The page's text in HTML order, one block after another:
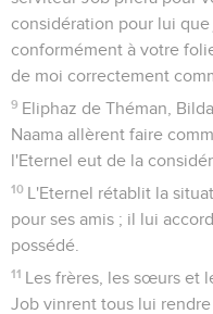
considération pour lui
conformément à votre
de moi correctement
9 Eliphaz de Théman,
Naama allèrent faire
l'Eternel eut de la
10 L'Eternel rétablit la
pour ses amis ; il lui
possédé.
11 Les frères, les sœurs et
Job vinrent tous lui